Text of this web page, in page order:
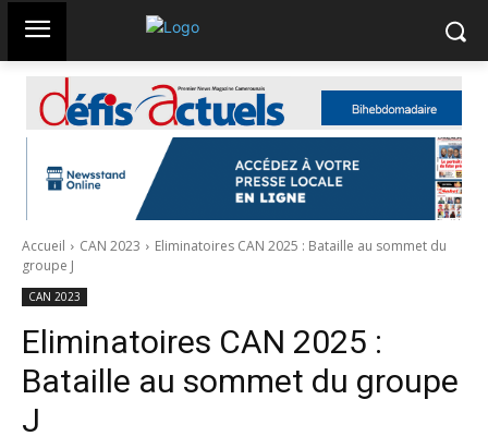
Accueil CAN 2023
Eliminatoires CAN 2025 : Bataille au sommet du
groupe J
CAN 2023
Eliminatoires CAN 2025 :
Bataille au sommet du groupe
J